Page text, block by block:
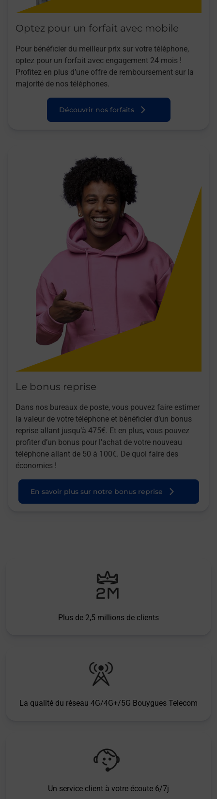
Optez pour un forfait avec mobile
Pour bénéficier du meilleur prix sur votre téléphone,
optez pour un forfait avec engagement 24 mois !
Profitez en plus d’une offre de remboursement sur la
majorité de nos téléphones.
Découvrir nos forfaits
Le bonus reprise
Dans nos bureaux de poste, vous pouvez faire estimer
la valeur de votre téléphone et bénéficier d’un bonus
reprise allant jusqu’à 475€. Et en plus, vous pouvez
profiter d’un bonus pour l’achat de votre nouveau
téléphone allant de 50 à 100€. De quoi faire des
économies !
En savoir plus sur notre bonus reprise
Plus de 2,5 millions de clients
La qualité du réseau 4G/4G+/5G Bouygues Telecom
Un service client à votre écoute 6/7j